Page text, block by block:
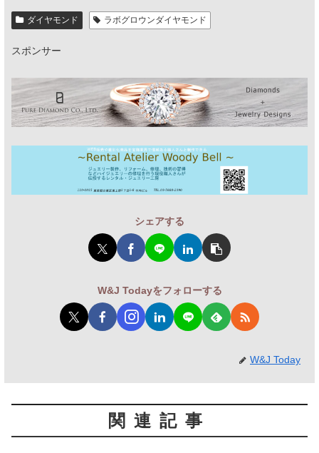
ダイヤモンド ラボグロウンダイヤモンド
スポンサー
シェアする
W&J Todayをフォローする
W&J Today
関連記事